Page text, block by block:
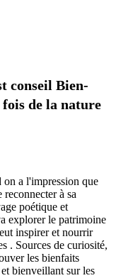
conseil Bien-
de la nature
on a l'impression que
à sa
poétique et
explorer le patrimoine
inspirer et nourrir
. Sources de curiosité,
les bienfaits
bienveillant sur les